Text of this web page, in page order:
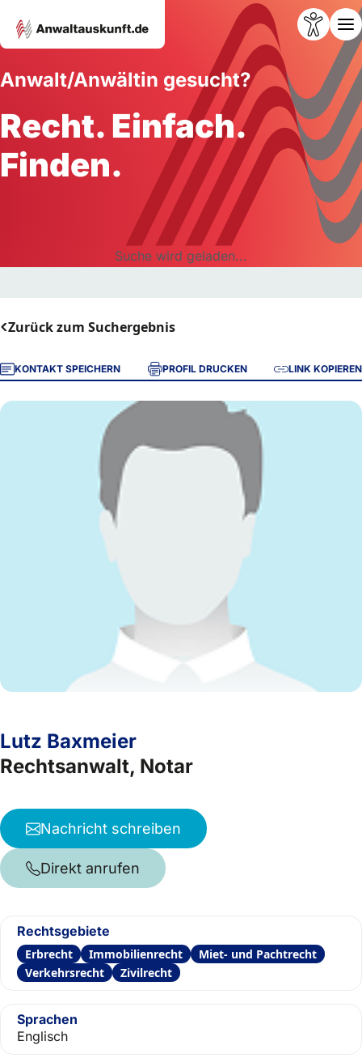
Anwalt/Anwältin gesucht?
Recht. Einfach.
Finden.
Suche wird geladen...
Zurück zum Suchergebnis
KONTAKT SPEICHERN PROFIL DRUCKEN LINK KOPIEREN
Lutz Baxmeier
Rechtsanwalt, Notar
Nachricht schreiben
Direkt anrufen
Rechtsgebiete
Erbrecht Immobilienrecht
Miet- und Pachtrecht
Verkehrsrecht
Zivilrecht
Sprachen
Englisch